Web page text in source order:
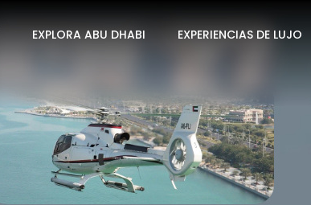
EXPLORA ABU DHABI EXPERIENCIAS DE LUJO